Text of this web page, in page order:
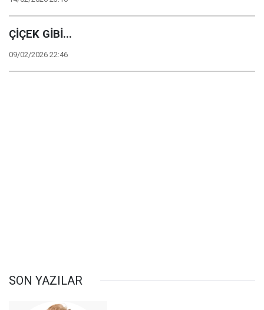
ÇİÇEK GİBİ...
09/02/2026 22:46
SON YAZILAR